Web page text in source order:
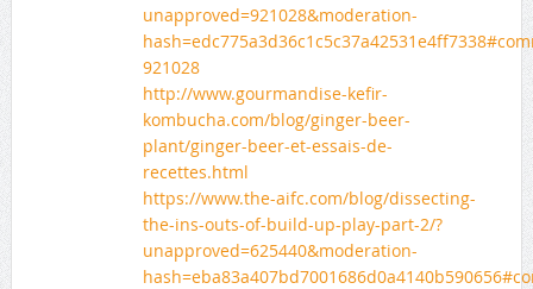
unapproved=921028&moderation-
921028
http://www.gourmandise-kefir-
kombucha.com/blog/ginger-beer-
plant/ginger-beer-et-essais-de-
recettes.html
https://www.the-aifc.com/blog/dissecting-
the-ins-outs-of-build-up-play-part-2/?
unapproved=625440&moderation-